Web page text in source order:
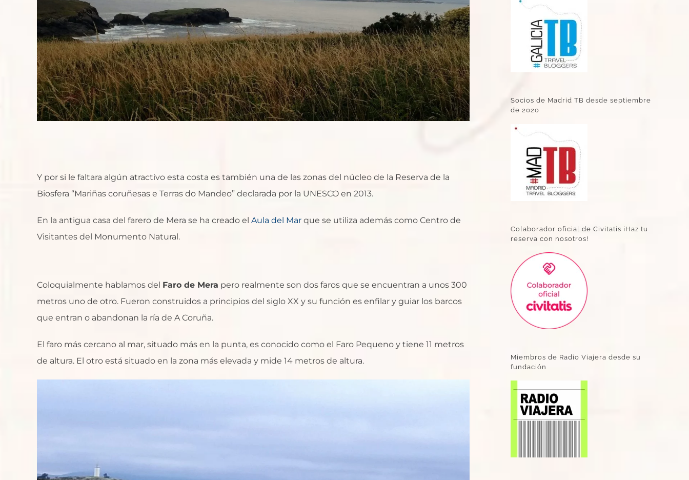
Y por si le faltara algún atractivo esta costa es también una de las zonas del núcleo de la Reserva de la
Biosfera “Mariñas coruñesas e Terras do Mandeo” declarada por la UNESCO en 2013.
En la antigua casa del farero de Mera se ha creado el Aula del Mar que se utiliza además como Centro de
Visitantes del Monumento Natural.
Coloquialmente hablamos del Faro de Mera pero realmente son dos faros que se encuentran a unos 300
metros uno de otro. Fueron construidos a principios del siglo XX y su función es enfilar y guiar los barcos
que entran o abandonan la ría de A Coruña.
El faro más cercano al mar, situado más en la punta, es conocido como el Faro Pequeno y tiene 11 metros
de altura. El otro está situado en la zona más elevada y mide 14 metros de altura.
Socios de Madrid TB desde septiembre
de 2020
Colaborador oficial de Civitatis ¡Haz tu
reserva con nosotros!
Miembros de Radio Viajera desde su
fundación